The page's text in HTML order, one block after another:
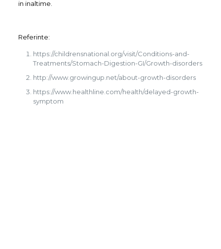
in inaltime.
Referinte:
https://childrensnational.org/visit/Conditions-and-
Treatments/Stomach-Digestion-GI/Growth-disorders
http://www.growingup.net/about-growth-disorders
https://www.healthline.com/health/delayed-growth-
symptom